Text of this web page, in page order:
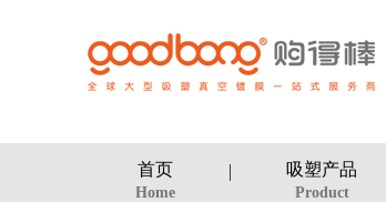
首页
Home
吸塑产品
Product